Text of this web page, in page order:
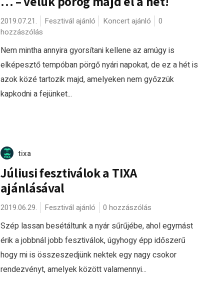
2019.07.21. Fesztivál ajánló Koncert ajánló
0
hozzászólás
Nem mintha annyira gyorsítani kellene az amúgy is
elképesztő tempóban pörgő nyári napokat, de ez a hét is
azok közé tartozik majd, amelyeken nem győzzük
kapkodni a fejünket...
tixa
Júliusi fesztiválok a TIXA
ajánlásával
2019.06.29. Fesztivál ajánló 0 hozzászólás
Szép lassan besétáltunk a nyár sűrűjébe, ahol egymást
érik a jobbnál jobb fesztiválok, úgyhogy épp időszerű
hogy mi is összeszedjünk nektek egy nagy csokor
rendezvényt, amelyek között valamennyi...